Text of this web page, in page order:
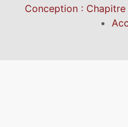
Conception : Chapitre